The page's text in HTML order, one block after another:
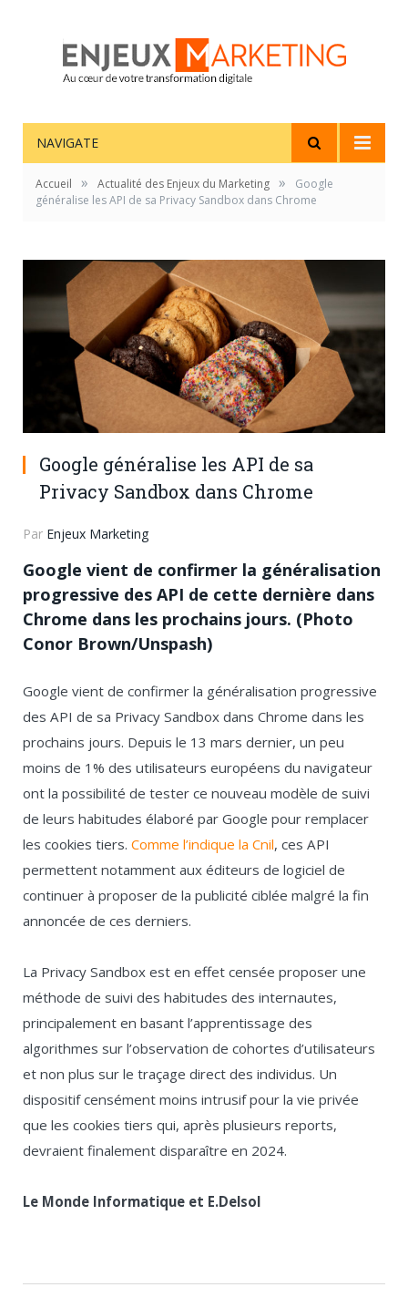
NAVIGATE
Accueil » Actualité des Enjeux du Marketing »
Google
généralise les API de sa Privacy Sandbox dans Chrome
Google généralise les API de sa
Privacy Sandbox dans Chrome
Par Enjeux Marketing
Google vient de confirmer la généralisation
progressive des API de cette dernière dans
Chrome dans les prochains jours. (Photo
Conor Brown/Unspash)
Google vient de confirmer la généralisation progressive
des API de sa Privacy Sandbox dans Chrome dans les
prochains jours. Depuis le 13 mars dernier, un peu
moins de 1% des utilisateurs européens du navigateur
ont la possibilité de tester ce nouveau modèle de suivi
de leurs habitudes élaboré par Google pour remplacer
les cookies tiers. Comme l’indique la Cnil, ces API
permettent notamment aux éditeurs de logiciel de
continuer à proposer de la publicité ciblée malgré la fin
annoncée de ces derniers.
La Privacy Sandbox est en effet censée proposer une
méthode de suivi des habitudes des internautes,
principalement en basant l’apprentissage des
algorithmes sur l’observation de cohortes d’utilisateurs
et non plus sur le traçage direct des individus. Un
dispositif censément moins intrusif pour la vie privée
que les cookies tiers qui, après plusieurs reports,
devraient finalement disparaître en 2024.
Le Monde Informatique et E.Delsol